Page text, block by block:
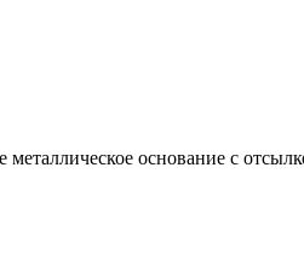
металлическое основание с